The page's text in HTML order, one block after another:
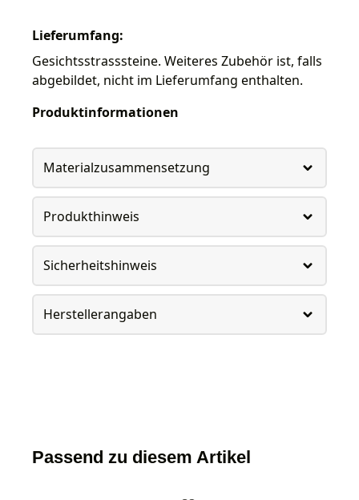
Lieferumfang:
Gesichtsstrasssteine. Weiteres Zubehör ist, falls
abgebildet, nicht im Lieferumfang enthalten.
Produktinformationen
Materialzusammensetzung
Produkthinweis
Sicherheitshinweis
Herstellerangaben
Passend zu diesem Artikel